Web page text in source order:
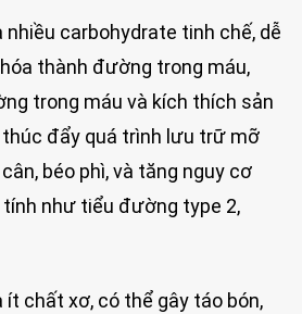
carbohydrate tinh chế, dễ
thành đường trong máu,
trong máu và kích thích sản
đẩy quá trình lưu trữ mỡ
béo phì, và tăng nguy cơ
như tiểu đường type 2,
chất xơ, có thể gây táo bón,